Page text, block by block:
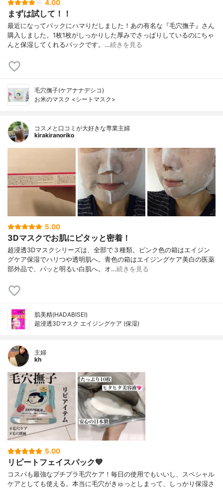
4.00
まずは試して！！
最近になってパックにハマりだしました！あの有名な『毛穴撫子』さん
購入しました。1枚1枚がしっかりした厚みでさっぱりしているのにちゃ
んと保湿してくれるパックです。…続きを見る
毛穴撫子(ケアナナデシコ)
お米のマスク <シートマスク>
コスメと口コミが大好きな専業主婦
kirakiranoriko
5.00
3Dマスクでお肌にピタッと密着！
超浸透3Dマスクシリーズは、全部で３種類。ピンク色の箱はエイジン
グケア保湿でハリつや透明肌へ。青色の箱はエイジングケア美白の医薬
部外品で、パッと明るい白肌へ。オ…続きを見る
肌美精(HADABISEI)
超浸透3Dマスク エイジングケア (保湿)
主婦
kh
5.00
リピートフェイスパック💙
コスパも最強なプチプラ毛穴ケア！毎日の使用でもいいし、スペシャル
ケアとしても使える。本当に毛穴がきゅっとしまって、しっかり保湿さ